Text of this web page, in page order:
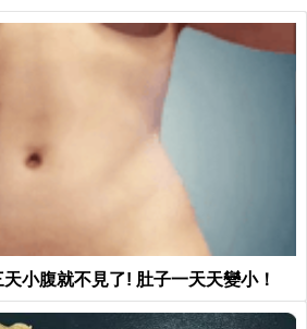
小腹就不見了! 肚子一天天變小！